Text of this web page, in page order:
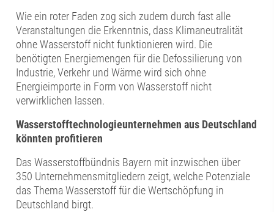
Wie ein roter Faden zog sich zudem durch fast alle
Veranstaltungen die Erkenntnis, dass Klimaneutralität
ohne Wasserstoff nicht funktionieren wird. Die
benötigten Energiemengen für die Defossilierung von
Industrie, Verkehr und Wärme wird sich ohne
Energieimporte in Form von Wasserstoff nicht
verwirklichen lassen.
Wasserstofftechnologieunternehmen aus Deutschland
könnten profitieren
Das Wasserstoffbündnis Bayern mit inzwischen über
350 Unternehmensmitgliedern zeigt, welche Potenziale
das Thema Wasserstoff für die Wertschöpfung in
Deutschland birgt.